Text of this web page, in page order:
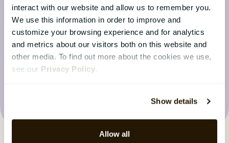
interact with our website and allow us to remember you.
We use this information in order to improve and
customize your browsing experience and for analytics
and metrics about our visitors both on this website and
other media. To find out more about the cookies we use,
see our Privacy Policy.
Show details
Allow all
strategisk med medarbej...
Besøg bloggen